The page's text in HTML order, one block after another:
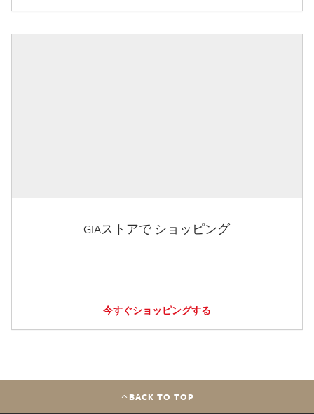
GIAストアで ショッピング
今すぐショッピングする
BACK TO TOP